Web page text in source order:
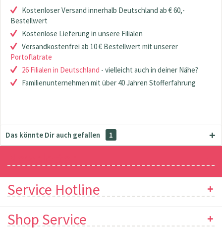
Kostenloser Versand innerhalb Deutschland ab € 60,-
Bestellwert
Kostenlose Lieferung in unsere Filialen
Versandkostenfrei ab 10 € Bestellwert mit unserer
Portoflatrate
26 Filialen in Deutschland - vielleicht auch in deiner Nähe?
Familienunternehmen mit über 40 Jahren Stofferfahrung
Das könnte Dir auch gefallen 1
Service Hotline
Shop Service